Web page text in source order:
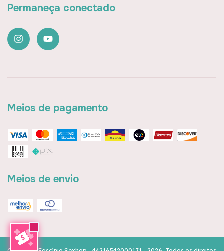
Permaneça conectado
Meios de pagamento
Meios de envio